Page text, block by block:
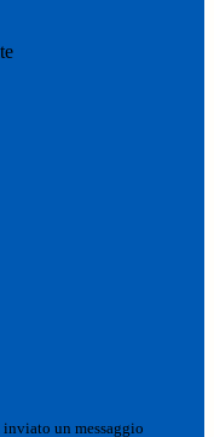
inviato un messaggio